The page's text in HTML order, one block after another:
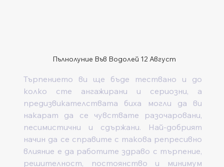
Пълнолуние Във Водолей 12 Август
Търпението ви ще бъде тествано и до
колко сте ангажирани и сериозни, а
предизвикателствата биха могли да ви
накарат да се чувствате разочаровани,
песимистични и сдържани. Най-добрият
начин да се справите с такова репресивно
влияние е да работите здраво с търпение,
решителност, постоянство и минимум